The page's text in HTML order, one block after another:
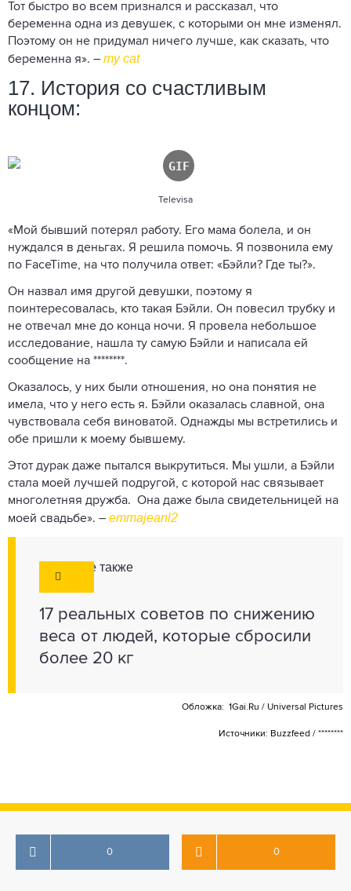
Тот быстро во всем признался и рассказал, что
беременна одна из девушек, с которыми он мне изменял.
Поэтому он не придумал ничего лучше, как сказать, что
беременна я». – my cat
17. История со счастливым
концом:
Televisa
«Мой бывший потерял работу. Его мама болела, и он
нуждался в деньгах. Я решила помочь. Я позвонила ему
по FaceTime, на что получила ответ: «Бэйли? Где ты?».
Он назвал имя другой девушки, поэтому я
поинтересовалась, кто такая Бэйли. Он повесил трубку и
не отвечал мне до конца ночи. Я провела небольшое
исследование, нашла ту самую Бэйли и написала ей
сообщение на ********.
Оказалось, у них были отношения, но она понятия не
имела, что у него есть я. Бэйли оказалась славной, она
чувствовала себя виноватой. Однажды мы встретились и
обе пришли к моему бывшему.
Этот дурак даже пытался выкрутиться. Мы ушли, а Бэйли
стала моей лучшей подругой, с которой нас связывает
многолетняя дружба. Она даже была свидетельницей на
моей свадьбе». – emmajeanl2
Смотрите также
17 реальных советов по снижению
веса от людей, которые сбросили
более 20 кг
Обложка: 1Gai.Ru / Universal Pictures
Источники: Buzzfeed / ********
0 0